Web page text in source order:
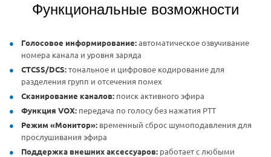
Функциональные возможности
Голосовое информирование:автоматическое озвучивание
номера канала и уровня заряда
CTCSS/DCS:тональное и цифровое кодирование для
разделения групп и отсечения помех
Сканирование каналов: поиск активного эфира
Функция VOX: передача по голосу без нажатия PTT
Режим «Монитор»: временный сброс шумоподавления для
прослушивания эфира
Поддержка внешних аксессуаров: работает с любыми